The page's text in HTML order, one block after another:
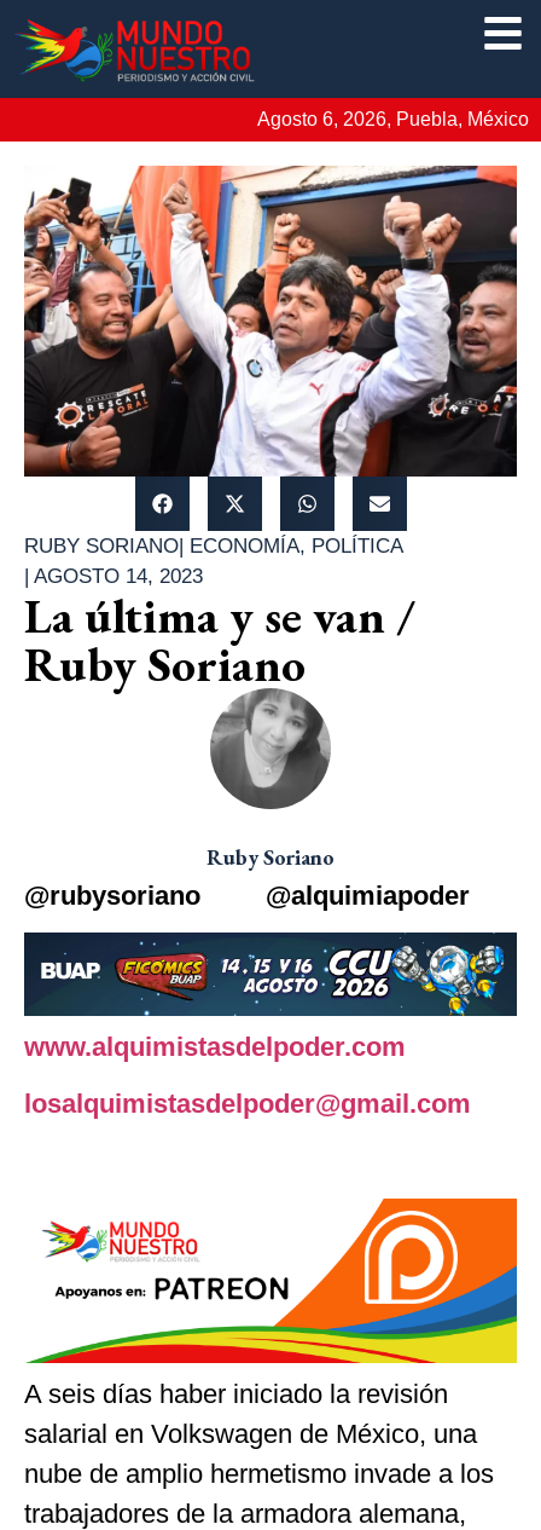
Agosto 6, 2026, Puebla, México
RUBY SORIANO| ECONOMÍA, POLÍTICA
| AGOSTO 14, 2023
La última y se van /
Ruby Soriano
Ruby Soriano
@rubysoriano @alquimiapoder
www.alquimistasdelpoder.com
losalquimistasdelpoder@gmail.com
A seis días haber iniciado la revisión
salarial en Volkswagen de México, una
nube de amplio hermetismo invade a los
trabajadores de la armadora alemana,